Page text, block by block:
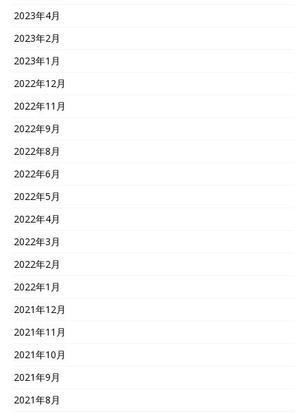
2023年4月
2023年2月
2023年1月
2022年12月
2022年11月
2022年9月
2022年8月
2022年6月
2022年5月
2022年4月
2022年3月
2022年2月
2022年1月
2021年12月
2021年11月
2021年10月
2021年9月
2021年8月